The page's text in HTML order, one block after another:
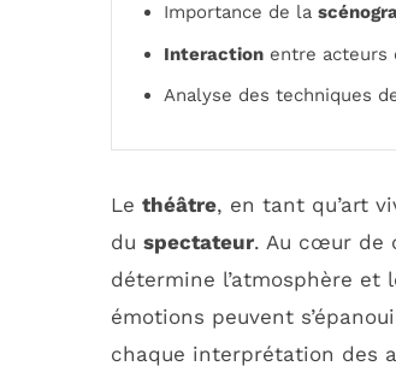
Importance de la
Interaction entre acteurs
Analyse des techniques
Le théâtre, en tant qu’art
du spectateur. Au cœur de
détermine l’atmosphère
émotions peuvent
chaque interprétation des